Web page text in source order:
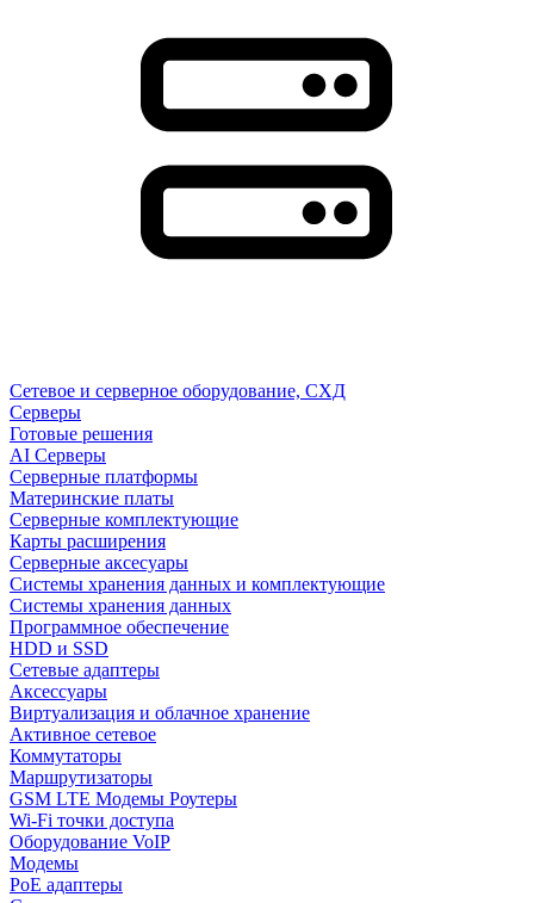
Сетевое и серверное оборудование, СХД
Cерверы
Готовые решения
AI Серверы
Серверные платформы
Материнские платы
Серверные комплектующие
Карты расширения
Серверные аксесуары
Системы хранения данных и комплектующие
Системы хранения данных
Программное обеспечение
HDD и SSD
Сетевые адаптеры
Аксессуары
Виртуализация и облачное хранение
Активное сетевое
Коммутаторы
Маршрутизаторы
GSM LTE Модемы Роутеры
Wi-Fi точки доступа
Оборудование VoIP
Модемы
PoE адаптеры